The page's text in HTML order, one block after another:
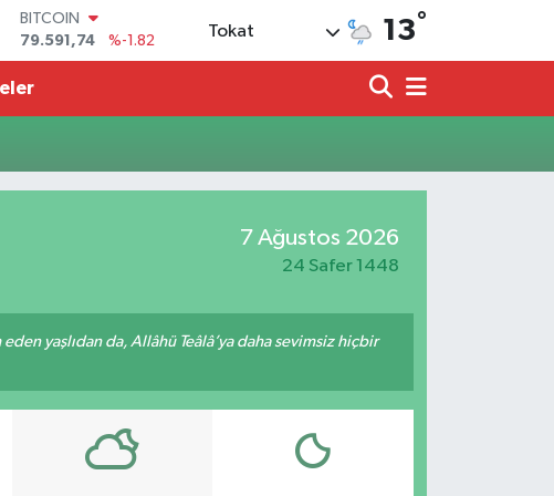
BITCOIN
79.591,74
%-1.82
DOLAR
45,43620
61,60380
%0.18
Tokat 13°
7 Ağustos 2026
24 Safer 1448
yaşlıdan da, Allâhü Teâlâ’ya daha sevimsiz hiçbir